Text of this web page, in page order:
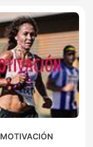
MOTIVACIÓN